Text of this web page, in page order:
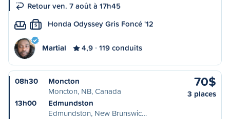
Retour ven. 7 août à 17h45
S Honda Odyssey Gris Foncé '12
Martial 4,9 119 conduits
08h30
Moncton
Moncton, NB, Canada
13h00
Edmundston
Edmundston, New Brunswic…
70$
3 places